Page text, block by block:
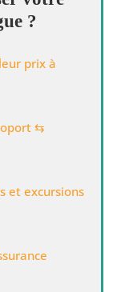
?
prix à
⇆
et excursions